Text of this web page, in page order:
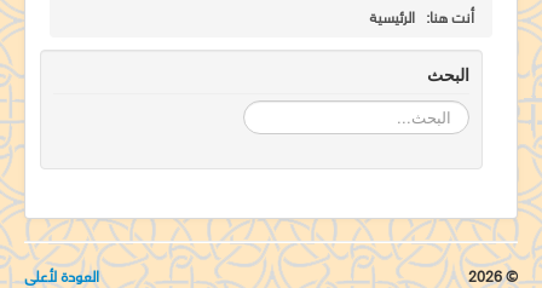
أنت هنا: الرئيسية
البحث
البحث...
العودة لأعلى © 2026